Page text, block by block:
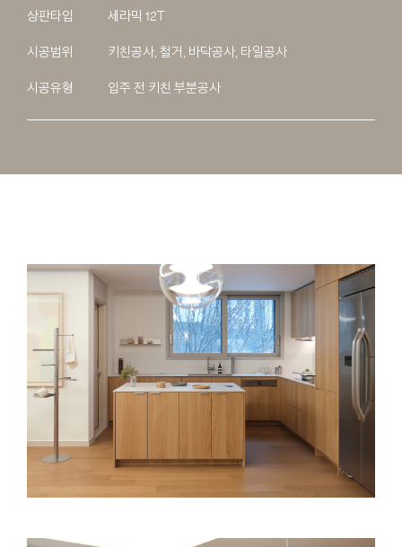
상판타입 세라믹 12T
시공범위 키친공사, 철거, 바닥공사, 타일공사
시공유형 입주 전 키친 부분공사